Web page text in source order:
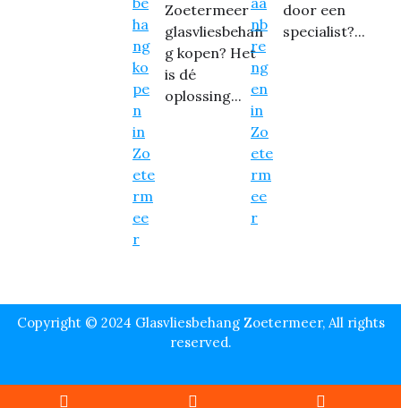
Zoetermeer
glasvliesbehan
g kopen? Het
is dé
oplossing...
door een
specialist?...
Copyright © 2024 Glasvliesbehang Zoetermeer, All rights
reserved.